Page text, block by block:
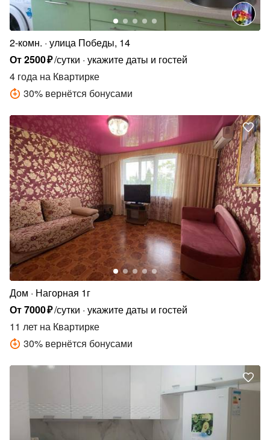
2-комн. улица Победы, 14
От2500₽/сутки укажите даты и гостей
4 года на Квартирке
30% вернётся бонусами
Дом
Нагорная 1г
От7000₽/сутки укажите даты и гостей
11 лет на Квартирке
30% вернётся бонусами